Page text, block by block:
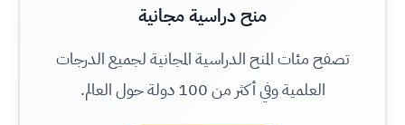
منح دراسية مجانية
تصفح مئات المنح الدراسية المجانية لجميع الدرجات
العلمية وفي أكثر من 100 دولة حول العالم.